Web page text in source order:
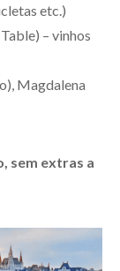
etc.)
– vinhos
Magdalena
sem extras a